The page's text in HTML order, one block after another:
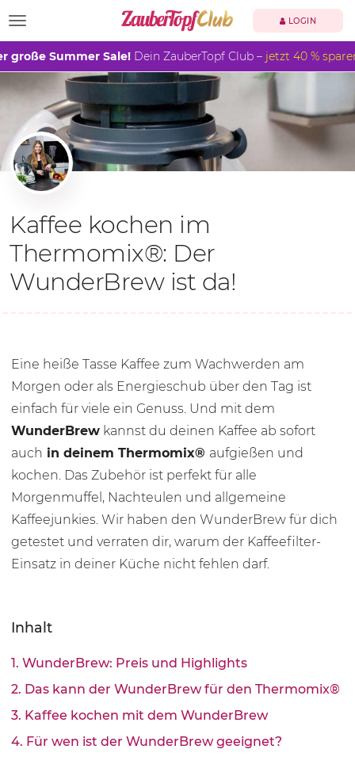
TOGGLE NAVIGATION LOGIN
große Summer Sale! Dein ZauberTopf Club – jetzt 40 %
Kaffee kochen im
Thermomix®: Der
WunderBrew ist da!
Eine heiße Tasse Kaffee zum Wachwerden am
Morgen oder als Energieschub über den Tag ist
einfach für viele ein Genuss. Und mit dem
WunderBrew kannst du deinen Kaffee ab sofort
auch in deinem Thermomix® aufgießen und
kochen. Das Zubehör ist perfekt für alle
Morgenmuffel, Nachteulen und allgemeine
Kaffeejunkies. Wir haben den WunderBrew für dich
getestet und verraten dir, warum der Kaffeefilter-
Einsatz in deiner Küche nicht fehlen darf.
Inhalt
1. WunderBrew: Preis und Highlights
2. Das kann der WunderBrew für den Thermomix®
3. Kaffee kochen mit dem WunderBrew
4. Für wen ist der WunderBrew geeignet?